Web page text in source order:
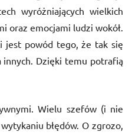
wyróżniających wielkich
oraz emocjami ludzi wokół.
jest powód tego, że tak się
innych. Dzięki temu potrafią
Wielu szefów (i nie
błędów. O zgrozo,